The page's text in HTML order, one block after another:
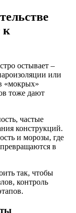
к
остывает –
или
«мокрых»
тоже дают
частые
конструкций.
и морозы, где
в
так, чтобы
контроль